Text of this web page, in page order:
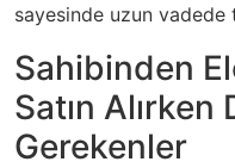
sayesinde uzun
Sahibinden
Satın
Gerekenler